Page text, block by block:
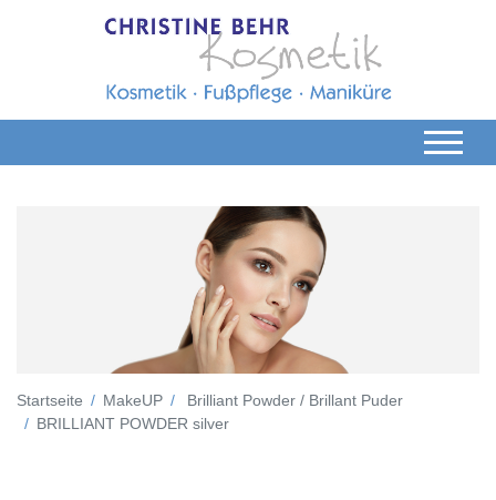
Startseite MakeUP
Brilliant Powder / Brillant Puder
BRILLIANT POWDER silver